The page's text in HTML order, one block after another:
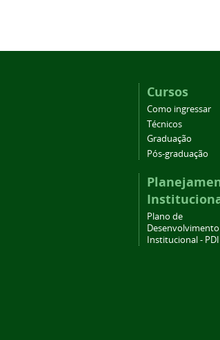
Cursos
Como ingressar
Técnicos
Graduação
Pós-graduação
Plano de
Desenvolvimento
Institucional - PDI